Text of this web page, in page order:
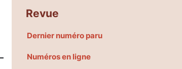
Revue
Dernier numéro paru
Numéros en ligne